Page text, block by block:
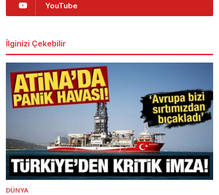
YouTube
İlginizi Çekebilir
DÜNYA